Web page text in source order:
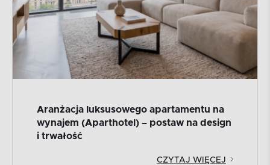
Aranżacja luksusowego apartamentu na
wynajem (Aparthotel) – postaw na design
i trwałość
CZYTAJ WIĘCEJ